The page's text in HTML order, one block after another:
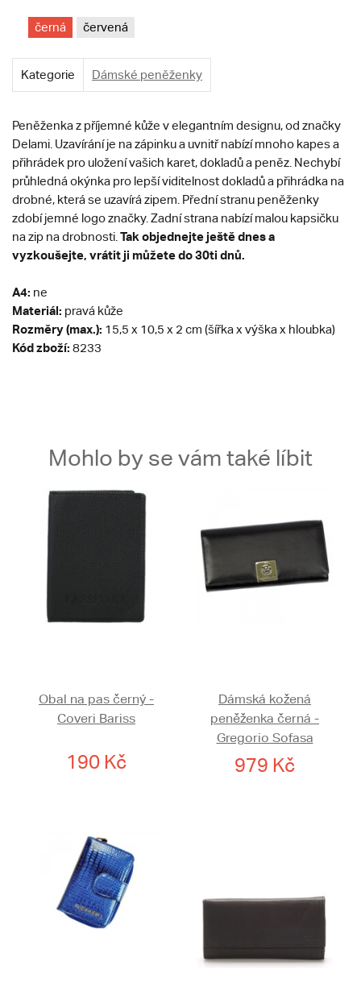
černá červená
Kategorie Dámské peněženky
Peněženka z příjemné kůže v elegantním designu, od značky
Delami. Uzavírání je na zápinku a uvnitř nabízí mnoho kapes a
přihrádek pro uložení vašich karet, dokladů a peněz. Nechybí
průhledná okýnka pro lepší viditelnost dokladů a přihrádka na
drobné, která se uzavírá zipem. Přední stranu peněženky
zdobí jemné logo značky. Zadní strana nabízí malou kapsičku
na zip na drobnosti. Tak objednejte ještě dnes a
vyzkoušejte, vrátit ji můžete do 30ti dnů.
A4: ne
Materiál: pravá kůže
Rozměry (max.): 15,5 x 10,5 x 2 cm (šířka x výška x hloubka)
Kód zboží: 8233
Mohlo by se vám také líbit
Obal na pas černý -
Coveri Bariss
190 Kč
Dámská kožená
peněženka černá -
Gregorio Sofasa
979 Kč